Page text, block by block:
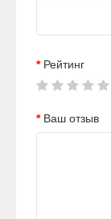
Рейтинг
Ваш отзыв